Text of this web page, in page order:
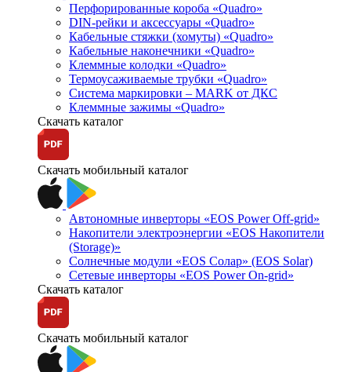
Перфорированные короба «Quadro»
DIN-рейки и аксессуары «Quadro»
Кабельные стяжки (хомуты) «Quadro»
Кабельные наконечники «Quadro»
Клеммные колодки «Quadro»
Термоусаживаемые трубки «Quadro»
Система маркировки – MARK от ДКС
Клеммные зажимы «Quadro»
Скачать каталог
Скачать мобильный каталог
Автономные инверторы «EOS Power Off-grid»
Накопители электроэнергии «EOS Накопители
(Storage)»
Солнечные модули «EOS Солар» (EOS Solar)
Сетевые инверторы «EOS Power On-grid»
Скачать каталог
Скачать мобильный каталог